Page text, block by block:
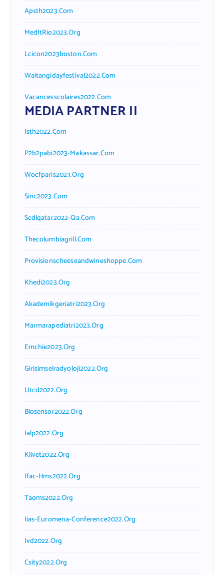
Apsth2023.com
MedItRio2023.org
Lcicon2023boston.com
Waitangidayfestival2022.com
Vacancesscolaires2022.com
MEDIA PARTNER II
Isth2022.com
P2b2pabi2023-Makassar.com
Wocfparis2023.org
Sinc2023.com
Scdlqatar2022-Qa.com
Thecolumbiagrill.com
Provisionscheeseandwineshoppe.com
Khedi2023.org
Akademikgeriatri2023.org
Marmarapediatri2023.org
Emchie2023.org
Girisimselradyoloji2022.org
Utcd2022.org
Biosensor2022.org
Ialp2022.org
Klivet2022.org
Ifac-Hms2022.org
Taoms2022.org
Iias-Euromena-Conference2022.org
Ivd2022.org
Csity2022.org